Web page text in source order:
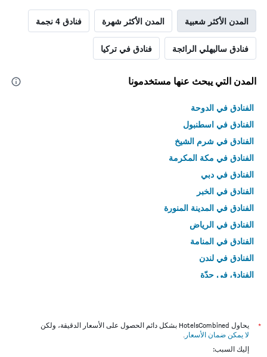
المدن الأكثر شعبية المدن الأكثر شهرة فنادق 4 نجمة
فنادق ساليهلي الرائجة فنادق في تركيا
المدن التي يبحث عنها مستخدمونا
الفنادق في الدوحة
الفنادق في اسطنبول
الفنادق في شرم الشيخ
الفنادق في مكة المكرمة
الفنادق في دبي
الفنادق في الخبر
الفنادق في المدينة المنورة
الفنادق في الرياض
الفنادق في المنامة
الفنادق في لندن
الفنادق في جدّة
*
يحاول HotelsCombined بشكل دائم الحصول على الأسعار الدقيقة، ولكن
لا يمكن ضمان الأسعار .
إليك السبب: